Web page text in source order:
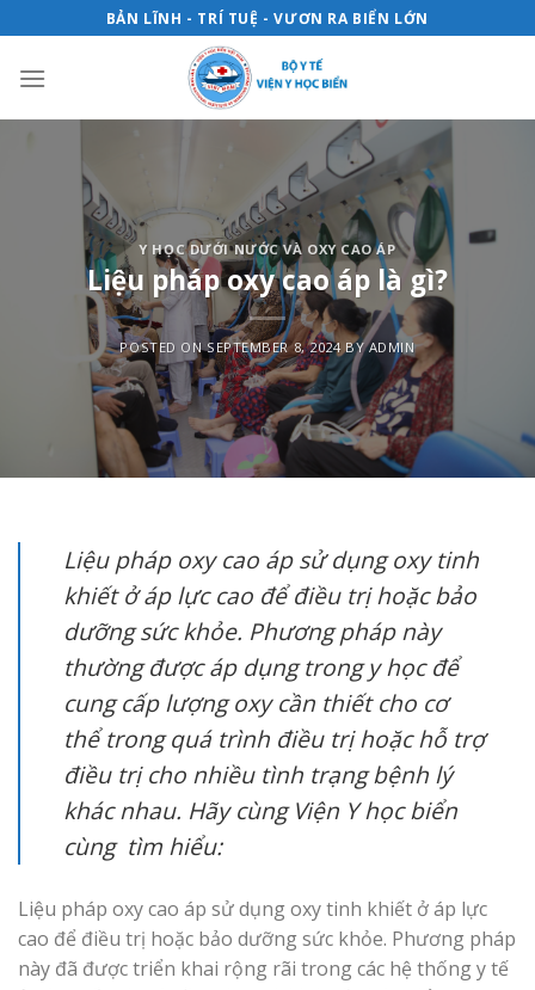
to
content
BẢN LĨNH - TRÍ TUỆ - VƯƠN RA BIỂN LỚN
Y HỌC DƯỚI NƯỚC VÀ OXY CAO ÁP
Liệu pháp oxy cao áp là gì?
POSTED ONSEPTEMBER 8, 2024BYADMIN
Liệu pháp oxy cao áp sử dụng oxy tinh
khiết ở áp lực cao để điều trị hoặc bảo
dưỡng sức khỏe. Phương pháp này
thường được áp dụng trong y học để
cung cấp lượng oxy cần thiết cho cơ
thể trong quá trình điều trị hoặc hỗ trợ
điều trị cho nhiều tình trạng bệnh lý
khác nhau. Hãy cùng Viện Y học biển
cùng tìm hiểu:
Liệu pháp oxy cao áp sử dụng oxy tinh khiết ở áp lực
cao để điều trị hoặc bảo dưỡng sức khỏe. Phương pháp
này đã được triển khai rộng rãi trong các hệ thống y tế